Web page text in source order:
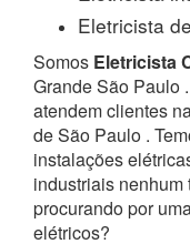
Eletricista
Somos Eletricista
Grande São Paulo
atendem clientes
de São Paulo .
instalações
industriais
procurando por
elétricos?